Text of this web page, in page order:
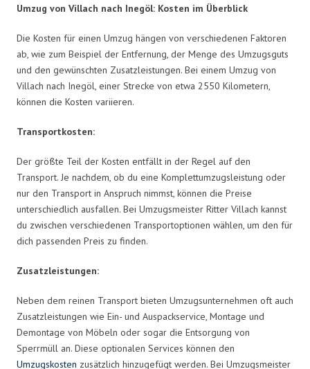
Umzug von Villach nach Inegöl: Kosten im Überblick
Die Kosten für einen Umzug hängen von verschiedenen Faktoren
ab, wie zum Beispiel der Entfernung, der Menge des Umzugsguts
und den gewünschten Zusatzleistungen. Bei einem Umzug von
Villach nach Inegöl, einer Strecke von etwa 2550 Kilometern,
können die Kosten variieren.
Transportkosten:
Der größte Teil der Kosten entfällt in der Regel auf den
Transport. Je nachdem, ob du eine Komplettumzugsleistung oder
nur den Transport in Anspruch nimmst, können die Preise
unterschiedlich ausfallen. Bei Umzugsmeister Ritter Villach kannst
du zwischen verschiedenen Transportoptionen wählen, um den für
dich passenden Preis zu finden.
Zusatzleistungen:
Neben dem reinen Transport bieten Umzugsunternehmen oft auch
Zusatzleistungen wie Ein- und Auspackservice, Montage und
Demontage von Möbeln oder sogar die Entsorgung von
Sperrmüll an. Diese optionalen Services können den
Umzugskosten zusätzlich hinzugefügt werden. Bei Umzugsmeister